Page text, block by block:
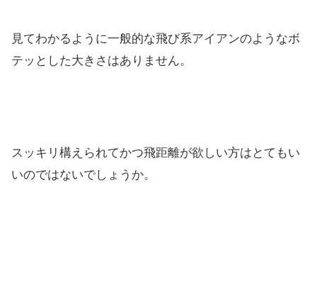
見てわかるように一般的な飛び系アイアンのようなボ
テッとした大きさはありません。
スッキリ構えられてかつ飛距離が欲しい方はとてもい
いのではないでしょうか。